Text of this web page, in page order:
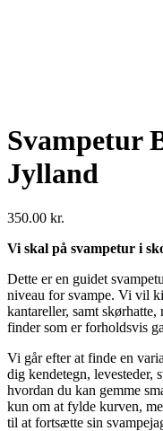
Svampetur
Jylland
350.00 kr.
Vi skal på svampetur i
Dette er en guidet
niveau for svampe. Vi vil
kantareller, samt
finder som er forholdsvis
Vi går efter at finde en
dig kendetegn, levesteder,
hvordan du kan gemme
kun om at fylde kurven,
til at fortsætte sin